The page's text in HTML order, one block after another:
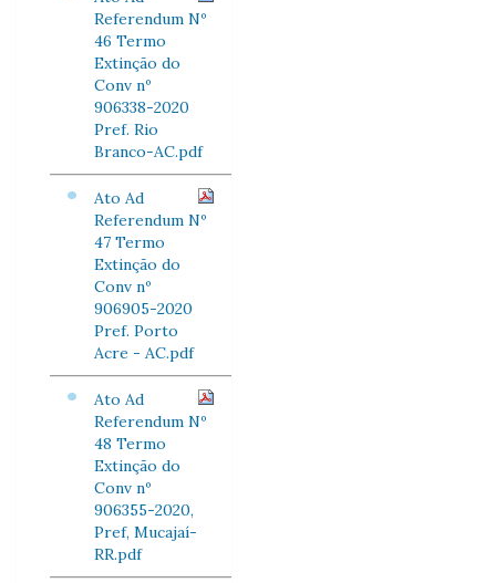
Referendum Nº
46 Termo
Extinção do
Conv nº
906338-2020
Pref. Rio
Branco-AC.pdf
Ato Ad
Referendum Nº
47 Termo
Extinção do
Conv nº
906905-2020
Pref. Porto
Acre - AC.pdf
Ato Ad
Referendum Nº
48 Termo
Extinção do
Conv nº
906355-2020,
Pref, Mucajaí-
RR.pdf